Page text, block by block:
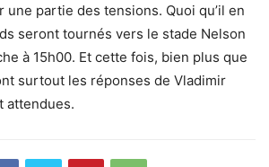
une partie des tensions. Quoi qu’il en
seront tournés vers le stade Nelson
à 15h00. Et cette fois, bien plus que
surtout les réponses de Vladimir
attendues.